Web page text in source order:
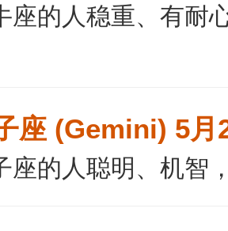
座的人稳重、有耐
座 (Gemini) 5月
座的人聪明、机智